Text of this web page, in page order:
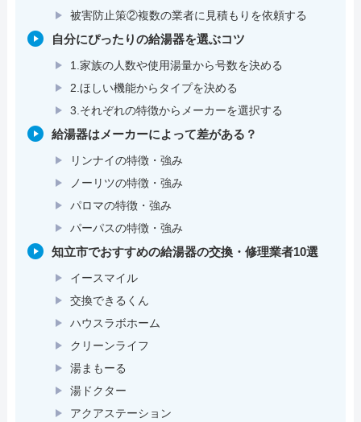
被害防止策②複数の業者に見積もりを依頼する
自分にぴったりの給湯器を選ぶコツ
1.家族の人数や使用湯量から号数を決める
2.ほしい機能からタイプを決める
3.それぞれの特徴からメーカーを選択する
給湯器はメーカーによって差がある？
リンナイの特徴・強み
ノーリツの特徴・強み
パロマの特徴・強み
パーパスの特徴・強み
知立市でおすすめの給湯器の交換・修理業者10選
イースマイル
交換できるくん
ハウスラボホーム
クリーンライフ
湯まもーる
湯ドクター
アクアステーション